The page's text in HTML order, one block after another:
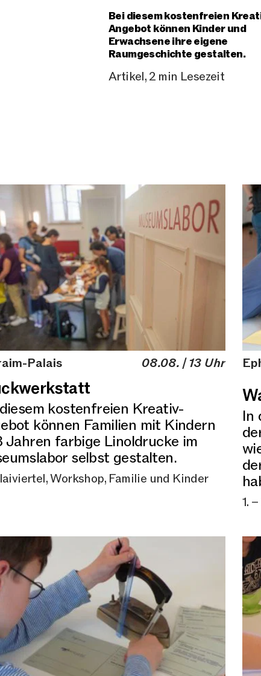
Bei diesem kostenfreien
Angebot können Kinder und
Erwachsene ihre eigene
Raumgeschichte gestalten.
Artikel, 2 min Lesezeit
Palais 08.08. | 13 Uhr
kostenfreien Kreativ-
können Familien mit Kindern
Jahren farbige Linoldrucke im
selbst gestalten.
Nikolaiviertel, Workshop, Familie und Kinder
In
1. – 6.